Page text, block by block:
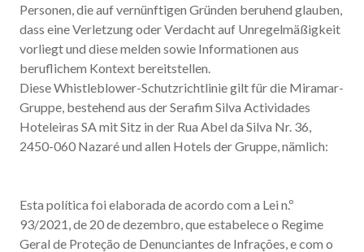
Personen, die auf vernünftigen Gründen beruhend glauben,
dass eine Verletzung oder Verdacht auf Unregelmäßigkeit
vorliegt und diese melden sowie Informationen aus
beruflichem Kontext bereitstellen.
Diese Whistleblower-Schutzrichtlinie gilt für die Miramar-
Gruppe, bestehend aus der Serafim Silva Actividades
Hoteleiras SA mit Sitz in der Rua Abel da Silva Nr. 36,
2450-060 Nazaré und allen Hotels der Gruppe, nämlich:
Esta política foi elaborada de acordo com a Lei n.º
93/2021, de 20 de dezembro, que estabelece o Regime
Geral de Proteção de Denunciantes de Infrações, e com o